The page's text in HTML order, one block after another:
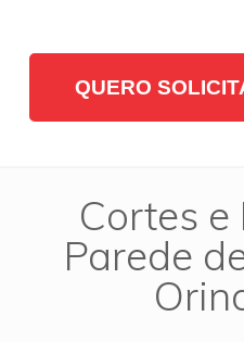
QUERO
Cortes e
Parede